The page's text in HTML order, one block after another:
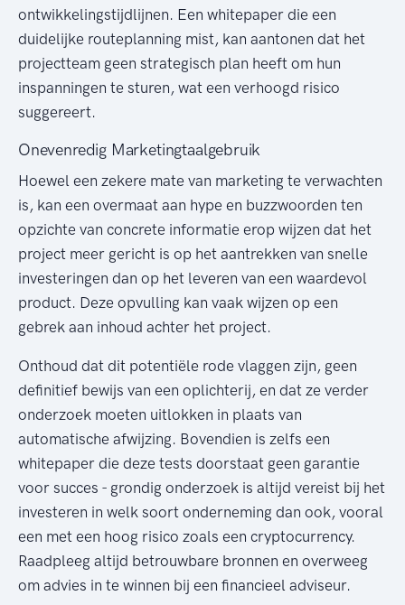
ontwikkelingstijdlijnen. Een whitepaper die een
duidelijke routeplanning mist, kan aantonen dat het
projectteam geen strategisch plan heeft om hun
inspanningen te sturen, wat een verhoogd risico
suggereert.
Onevenredig Marketingtaalgebruik
Hoewel een zekere mate van marketing te verwachten
is, kan een overmaat aan hype en buzzwoorden ten
opzichte van concrete informatie erop wijzen dat het
project meer gericht is op het aantrekken van snelle
investeringen dan op het leveren van een waardevol
product. Deze opvulling kan vaak wijzen op een
gebrek aan inhoud achter het project.
Onthoud dat dit potentiële rode vlaggen zijn, geen
definitief bewijs van een oplichterij, en dat ze verder
onderzoek moeten uitlokken in plaats van
automatische afwijzing. Bovendien is zelfs een
whitepaper die deze tests doorstaat geen garantie
voor succes - grondig onderzoek is altijd vereist bij het
investeren in welk soort onderneming dan ook, vooral
een met een hoog risico zoals een cryptocurrency.
Raadpleeg altijd betrouwbare bronnen en overweeg
om advies in te winnen bij een financieel adviseur.